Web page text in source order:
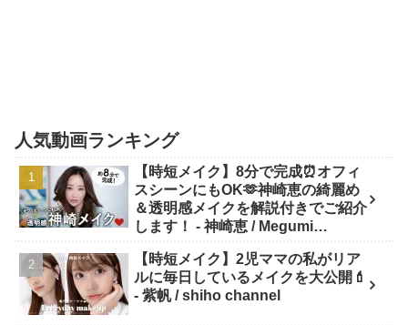
人気動画ランキング
【時短メイク】8分で完成⏰オフィ
スシーンにもOK🫶神崎恵の綺麗め
＆透明感メイクを解説付きでご紹介
します！ - 神崎恵 / Megumi
【時短メイク】2児ママの私がリア
ルに毎日しているメイクを大公開💄
- 紫帆 / shiho channel